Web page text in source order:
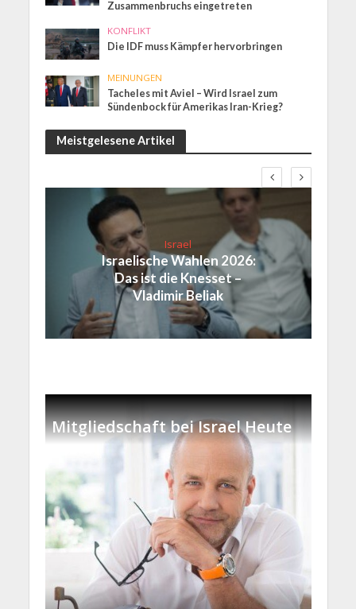
Zusammenbruchs eingetreten
KONFLIKT
Die IDF muss Kämpfer hervorbringen
MEINUNGEN
Tacheles mit Aviel – Wird Israel zum
Sündenbock für Amerikas Iran-Krieg?
Meistgelesene Artikel
Israel
Israelische Wahlen 2026:
Das ist die Knesset –
Vladimir Beliak
Mitgliedschaft bei Israel Heute